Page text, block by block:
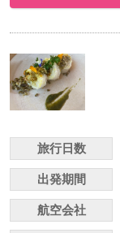
旅行日数
出発期間
航空会社